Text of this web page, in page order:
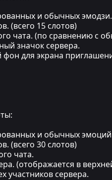
и обычных
(всего 15 слотов)
чата. (по сравнению с
значок сервера.
для экрана
и обычных
(всего 30 слотов)
чата.
(отображается в
участников сервера.